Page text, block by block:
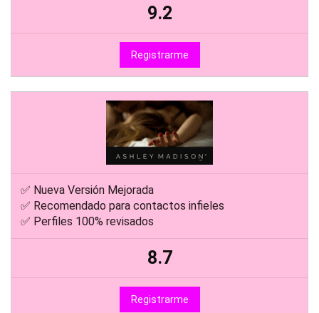
9.2
Registrarme
✅ Nueva Versión Mejorada
✅ Recomendado para contactos infieles
✅ Perfiles 100% revisados
8.7
Registrarme